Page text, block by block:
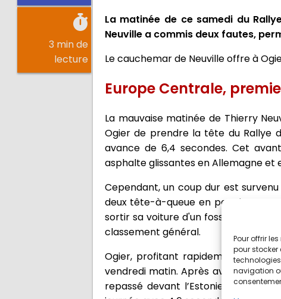
Pour offrir
pour
navigation
3 min de
lecture
La matinée de ce samedi du
Neuville a commis deux fautes,
Le cauchemar de Neuville offre à
Europe Centrale,
La mauvaise matinée de Thierry
Ogier de prendre la tête du Rallye
avance de 6,4 secondes. Cet
asphalte glissantes en Allemagne et
Cependant, un coup dur est
deux tête-à-queue en peu de
sortir sa voiture d'un fossé en
classement général.
Ogier, profitant rapidement de la
vendredi matin. Après avoir glissé
repassé devant l’Estonien et a